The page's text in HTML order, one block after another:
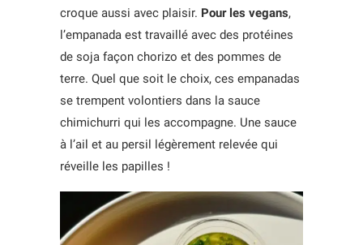
croque aussi avec plaisir. Pour les vegans,
l’empanada est travaillé avec des protéines
de soja façon chorizo et des pommes de
terre. Quel que soit le choix, ces empanadas
se trempent volontiers dans la sauce
chimichurri qui les accompagne. Une sauce
à l’ail et au persil légèrement relevée qui
réveille les papilles !